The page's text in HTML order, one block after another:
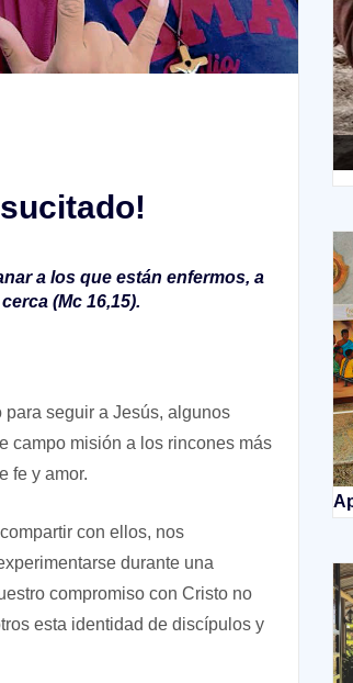
a los que están enfermos, a
(Mc 16,15).
para seguir a Jesús, algunos
campo misión a los rincones más
fe y amor.
con ellos, nos
durante una
compromiso con Cristo no
esta identidad de discípulos y